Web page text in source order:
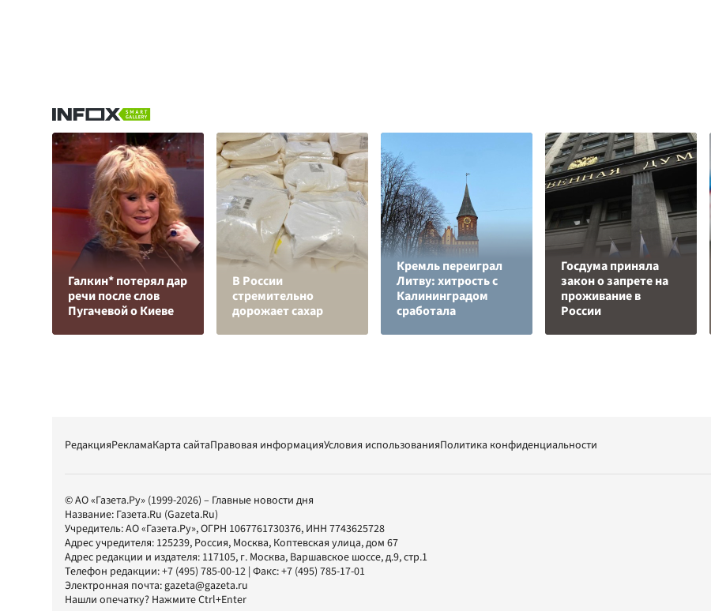
Галкин* потерял дар
речи после слов
Пугачевой о Киеве
В России
стремительно
дорожает сахар
Кремль переиграл
Литву: хитрость с
Калининградом
сработала
Госдума приняла
закон о запрете на
проживание в
России
РедакцияРекламаКарта сайтаПравовая информацияУсловия использованияПолитика конфиденциальности
© АО «Газета.Ру» (1999-2026) – Главные новости дня
Название: Газета.Ru (Gazeta.Ru)
Учредитель:АО «Газета.Ру», ОГРН 1067761730376, ИНН 7743625728
Адрес учредителя: 125239, Россия, Москва, Коптевская улица, дом 67
Адрес редакции и издателя: 117105, г. Москва, Варшавское шоссе, д.9, стр.1
Телефон редакции:+7 (495) 785-00-12 | Факс:+7 (495) 785-17-01
Электронная почта:gazeta@gazeta.ru
Нашли опечатку? Нажмите Ctrl+Enter